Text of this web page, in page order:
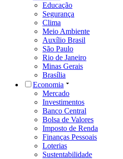
Educação
Segurança
Clima
Meio Ambiente
Auxílio Brasil
São Paulo
Rio de Janeiro
Minas Gerais
Brasília
Economia
Mercado
Investimentos
Banco Central
Bolsa de Valores
Imposto de Renda
Finanças Pessoais
Loterias
Sustentabilidade